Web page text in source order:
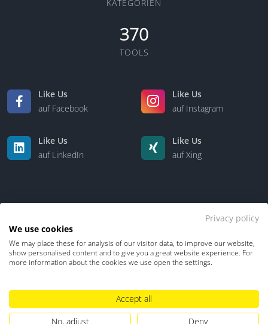
KATEGORIEN
370
TOOLS
Like Us
auf Facebook
Like Us
auf Instagram
Like Us
auf LinkedIn
Like Us
auf Xing
Kontakt Über uns
Impressum
Hinweisgebersystem
Umgang mit KI
Privacy policy
We use cookies
We may place these for analysis of our visitor data, to improve our website,
show personalised content and to give you a great website experience. For
more information about the cookies we use open the settings.
Accept all
No, adjust
Deny